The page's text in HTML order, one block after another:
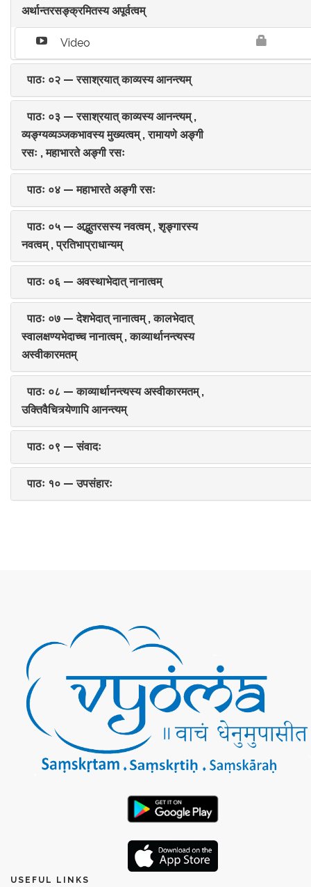
अर्थान्तरसङ्क्रमितस्य अपूर्वत्वम्
Video
पाठः ०२ — रसाश्रयात् काव्यस्य आनन्त्यम्
पाठः ०३ — रसाश्रयात् काव्यस्य आनन्त्यम् ,
व्यङ्ग्यव्यञ्जकभावस्य मुख्यत्वम् , रामायणे अङ्गी
रसः , महाभारते अङ्गी रसः
पाठः ०४ — महाभारते अङ्गी रसः
पाठः ०५ — अद्भुतरसस्य नवत्वम् , शृङ्गारस्य
नवत्वम् , प्रतिभाप्राधान्यम्
पाठः ०६ — अवस्थाभेदात् नानात्वम्
पाठः ०७ — देशभेदात् नानात्वम् , कालभेदात्
स्वालक्षण्यभेदाच्च नानात्वम् , काव्यार्थानन्त्यस्य
अस्वीकारमतम्
पाठः ०८ — काव्यार्थानन्त्यस्य अस्वीकारमतम् ,
उक्तिवैचित्र्येणापि आनन्त्यम्
पाठः ०९ — संवादः
पाठः १० — उपसंहारः
USEFUL LINKS